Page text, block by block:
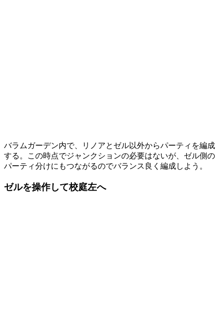
バラムガーデン内で、リノアとゼル以外からパーティを編成
する。この時点でジャンクションの必要はないが、ゼル側の
パーティ分けにもつながるのでバランス良く編成しよう。
ゼルを操作して校庭左へ